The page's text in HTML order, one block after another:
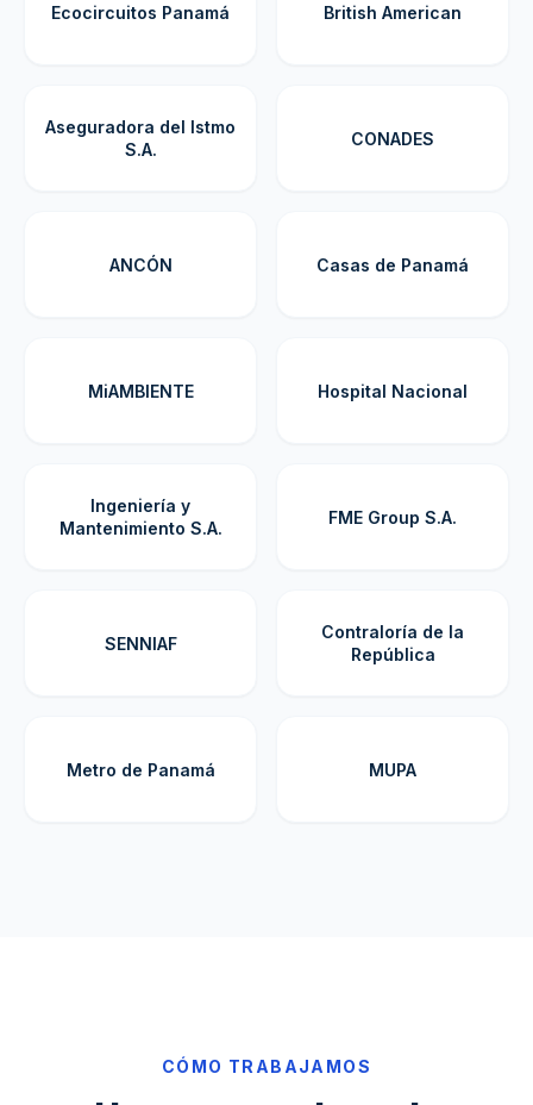
Ecocircuitos Panamá British American
Aseguradora del Istmo
S.A.
CONADES
ANCÓN Casas de Panamá
MiAMBIENTE Hospital Nacional
Ingeniería y
Mantenimiento S.A.
FME Group S.A.
SENNIAF
Contraloría de la
República
Metro de Panamá MUPA
CÓMO TRABAJAMOS